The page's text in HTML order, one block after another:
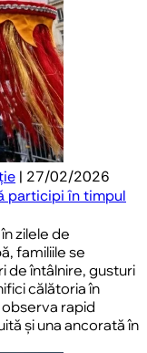
| 27/02/2026
participi în timpul
zilele de
familiile se
de întâlnire, gusturi
călătoria în
rapid
și una ancorată în